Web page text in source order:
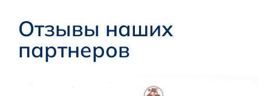
Отзывы наших
партнеров